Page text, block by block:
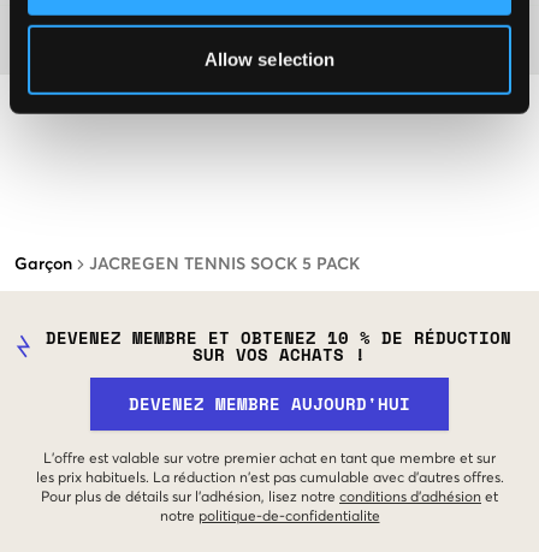
Allow selection
Garçon JACREGEN TENNIS SOCK 5 PACK
DEVENEZ MEMBRE ET OBTENEZ 10 % DE RÉDUCTION
SUR VOS ACHATS !
DEVENEZ MEMBRE AUJOURD'HUI
L'offre est valable sur votre premier achat en tant que membre et sur
les prix habituels. La réduction n'est pas cumulable avec d'autres offres.
Pour plus de détails sur l'adhésion, lisez notre conditions d'adhésion et
notre politique-de-confidentialite